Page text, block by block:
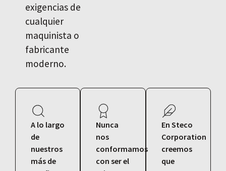
exigencias de
cualquier
maquinista o
fabricante
moderno.
A lo largo
de
nuestros
más de
Nunca
nos
conformamos
con ser el
En Steco
Corporation
creemos
que